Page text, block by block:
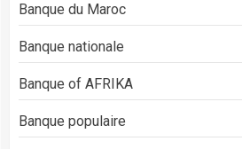
Banque du Maroc
Banque nationale
Banque of AFRIKA
Banque populaire